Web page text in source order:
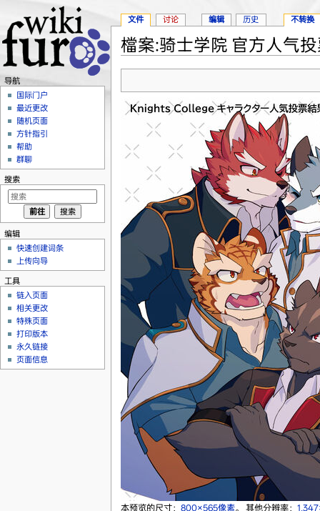
檔案:骑士学院 官方人气
本预览的尺寸： 800×565像素。 其他分辨率：
文件 讨论 编辑 历史 不转换
导航
国际门户
最近更改
随机页面
方针指引
帮助
群聊
搜索
编辑
快速创建词条
上传向导
工具
链入页面
相关更改
特殊页面
打印版本
永久链接
页面信息